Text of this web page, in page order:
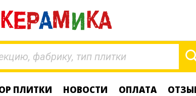
ПЛИТКИ НОВОСТИ ОПЛАТА